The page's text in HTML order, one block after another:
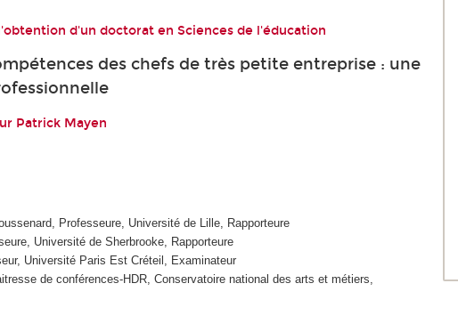
d'un doctorat en Sciences de l'éducation
des chefs de très petite entreprise : une
Patrick Mayen
Professeure, Université de Lille, Rapporteure
Université de Sherbrooke, Rapporteure
Université Paris Est Créteil, Examinateur
de conférences-HDR, Conservatoire national des arts et métiers,